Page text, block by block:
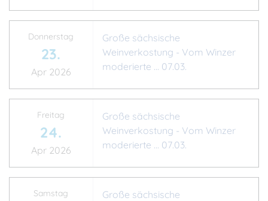
Donnerstag
23.
Apr 2026
Große sächsische
Weinverkostung - Vom Winzer
moderierte ... 07.03.
Freitag
24.
Apr 2026
Große sächsische
Weinverkostung - Vom Winzer
moderierte ... 07.03.
Samstag
Große sächsische